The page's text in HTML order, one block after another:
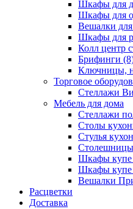
Шкафы для
Шкафы для
Вешалки
Шкафы для
Колл центр
Брифинги
Ключницы,
Торговое
Стеллажи
Мебель для дома
Стеллажи
Столы
Стулья
Столешницы
Шкафы купе
Шкафы купе
Вешалки
Расцветки
Доставка